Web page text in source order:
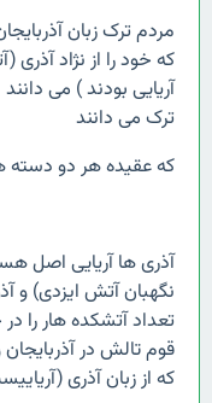
مردم ترک زبان
که خود را از نژاد آذری
آریایی بودند ) می
ترک می دانند
که عقیده هر دو
آذری ها آریایی اصل
نگهبان آتش ایزدی) و
تعداد آتشکده هار را
قوم تالش در
که از زبان آذری